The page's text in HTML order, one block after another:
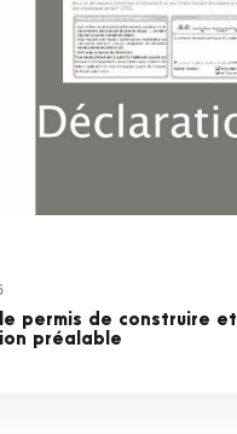
permis de construire et
préalable